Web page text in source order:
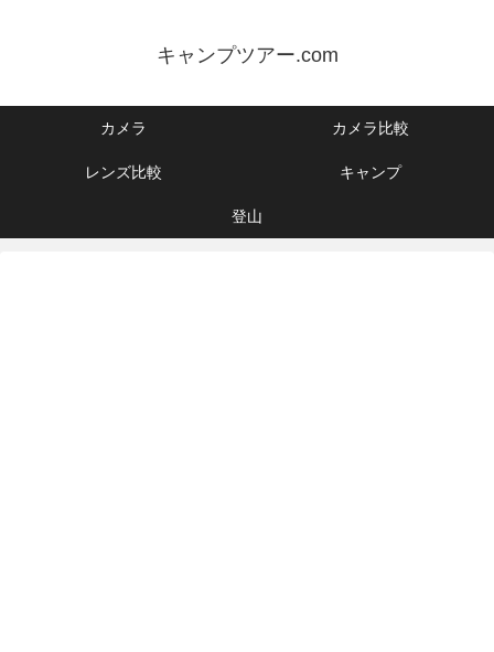
キャンプツアー.com
カメラ カメラ比較
レンズ比較 キャンプ
登山